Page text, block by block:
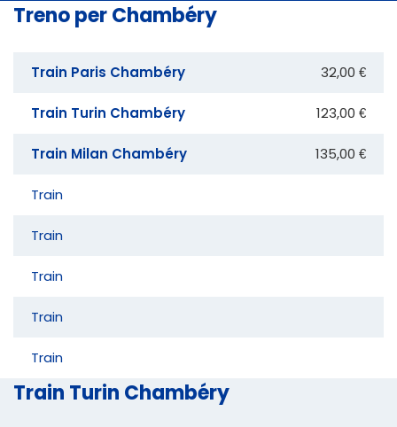
Treno per Chambéry
Train Paris Chambéry 32,00 €
Train Turin Chambéry 123,00 €
Train Milan Chambéry 135,00 €
Train
Train
Train
Train
Train
Train Turin Chambéry